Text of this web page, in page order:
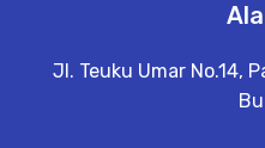
Jl. Teuku Umar No.14,